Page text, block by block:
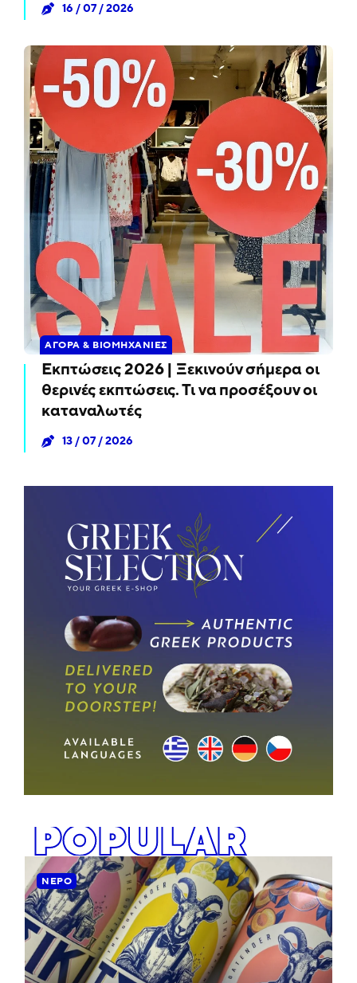
16 / 07 / 2026
ΑΓΟΡΆ & ΒΙΟΜΗΧΑΝΊΕΣ
Εκπτώσεις 2026 | Ξεκινούν σήμερα οι
θερινές εκπτώσεις. Τι να προσέξουν οι
καταναλωτές
13 / 07 / 2026
POPULAR
ΝΕΡΌ